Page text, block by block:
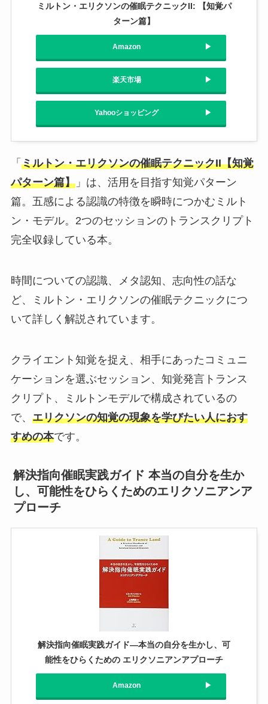
ミルトン・エリクソンの催眠テクニックII: 【知覚パ
ターン篇】
Amazon
楽天市場
Yahooショッピング
「 ミルトン・エリクソンの催眠テクニックII【知覚
パターン篇】」は、活用を目指す知覚パターン
篇。五感による認識の特徴を瞬時につかむミルト
ン・モデル。2つのセッションのトランスクリプト
完全収録している本。
時間についての認識、メタ認知、志向性の話な
ど、ミルトン・エリクソンの催眠テクニックにつ
いて詳しく解説されています。
クライエント知覚を捉え、相手にあったコミュニ
ケーションを選ぶセッション、知覚発言トランス
クリプト、ミルトンモデルで構成されているの
で、 エリクソンの知覚の現象を学びたい人におす
すめの本です。
解決指向催眠実践ガイド 本当の自分を生か
し、可能性をひらくためのエリクソニアンア
プローチ
解決指向催眠実践ガイド―本当の自分を生かし、可
能性をひらくための エリクソニアンアプローチ
Amazon